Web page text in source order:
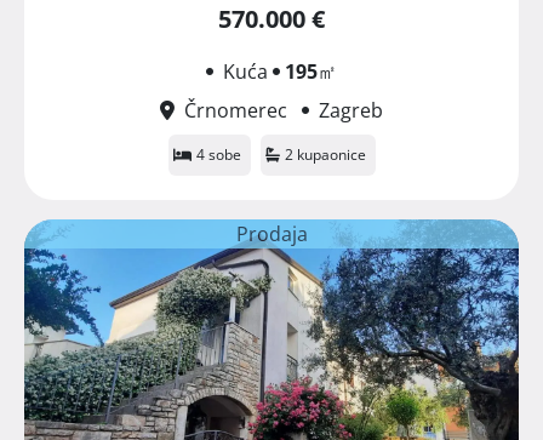
570.000 €
Kuća 195㎡
Črnomerec
Zagreb
4 sobe 2 kupaonice
Prodaja